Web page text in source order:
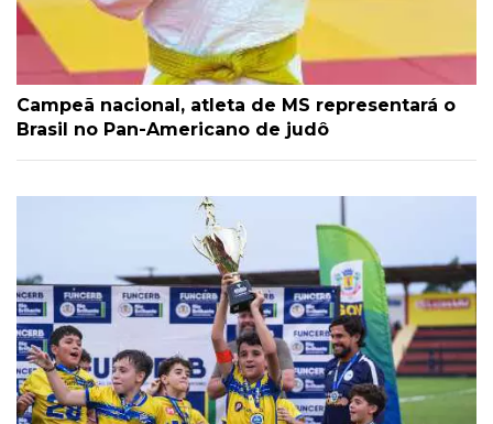
Campeã nacional, atleta de MS representará o
Brasil no Pan-Americano de judô